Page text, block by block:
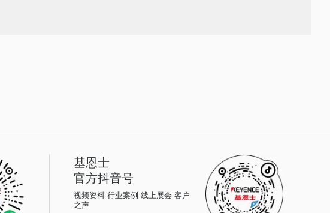
基恩士
官方抖音号
视频资料 行业案例 线上展会 客户
之声